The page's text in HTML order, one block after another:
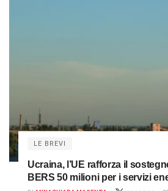
LE BREVI
Ucraina, l’UE rafforza il
BERS 50 milioni per i servizi